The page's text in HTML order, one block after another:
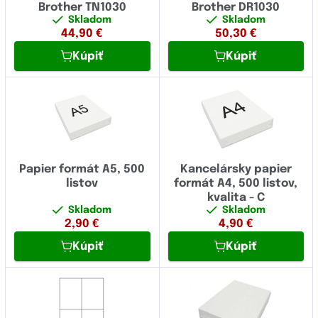
Brother TN1030
Skladom
44,90 €
Kúpiť
Brother DR1030
Skladom
50,30 €
Kúpiť
Papier formát A5, 500
listov
Skladom
2,90 €
Kúpiť
Kancelársky papier
formát A4, 500 listov,
kvalita - C
Skladom
4,90 €
Kúpiť